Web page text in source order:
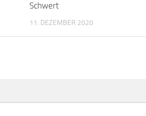
Schwert
11. DEZEMBER 2020